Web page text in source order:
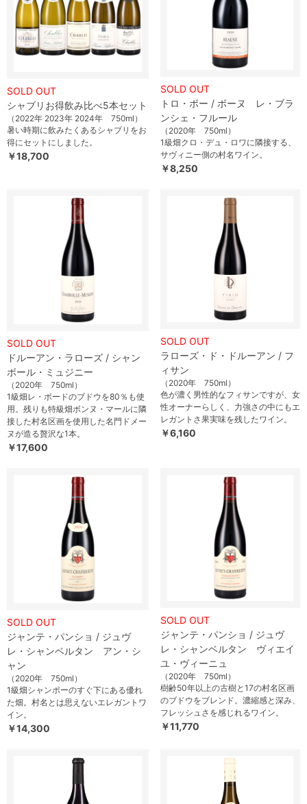
SOLD OUT
シャブリお得飲み比べ5本セット
（2022年 2023年 2024年 750ml）
暑い時期に飲みたくあるシャブリをお
得にセットにしました。
￥18,700
SOLD OUT
トロ・ボー / ボーヌ レ・ブラ
ンシェ・フルール
（2020年 750ml）
1級畑クロ・デュ・ロワに隣接する、
サヴィニー側の村名ワイン。
￥8,250
SOLD OUT
ドルーアン・ラローズ / シャン
ボール・ミュジニー
（2020年 750ml）
1級畑レ・ボードのブドウを80％も使
用。残りも特級畑ボンヌ・マールに隣
接した村名区画を使用した名門ドメー
ヌが造る贅沢な1本。
￥17,600
SOLD OUT
ラローズ・ド・ドルーアン / フ
ィサン
（2020年 750ml）
色が濃く男性的なフィサンですが、女
性オーナーらしく、力強さの中にもエ
レガントさ果実味を残したワイン。
￥6,160
SOLD OUT
ジャンテ・パンショ / ジュヴ
レ・シャンベルタン アン・シ
ャン
（2020年 750ml）
1級畑シャンポーのすぐ下にある優れ
た畑。村名とは思えないエレガントワ
イン。
￥14,300
SOLD OUT
ジャンテ・パンショ / ジュヴ
レ・シャンベルタン ヴィエイ
ユ・ヴィーニュ
（2020年 750ml）
樹齢50年以上の古樹と17の村名区画
のブドウをブレンド。濃縮感と深み、
フレッシュさを感じれるワイン。
￥11,770